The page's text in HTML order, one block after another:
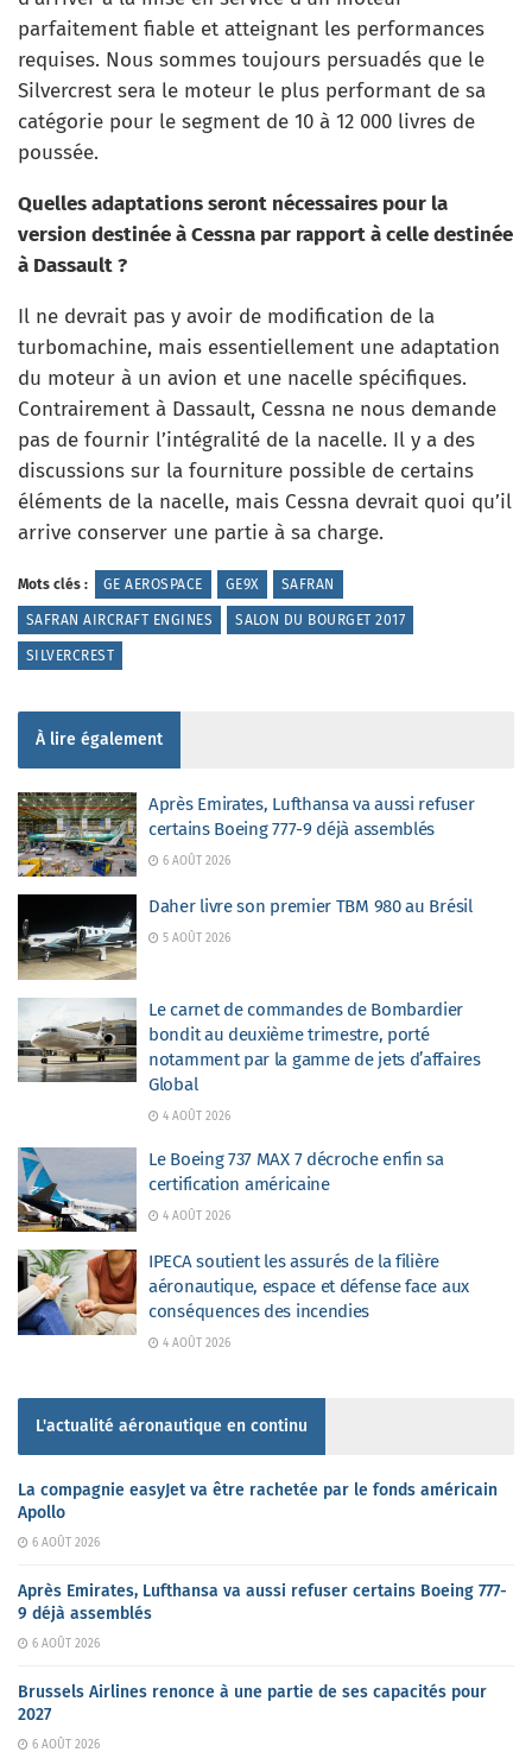
parfaitement fiable et atteignant les performances
requises. Nous sommes toujours persuadés que le
Silvercrest sera le moteur le plus performant de sa
catégorie pour le segment de 10 à 12 000 livres de
poussée.
Quelles adaptations seront nécessaires pour la
version destinée à Cessna par rapport à celle destinée
à Dassault ?
Il ne devrait pas y avoir de modification de la
turbomachine, mais essentiellement une adaptation
du moteur à un avion et une nacelle spécifiques.
Contrairement à Dassault, Cessna ne nous demande
pas de fournir l’intégralité de la nacelle. Il y a des
discussions sur la fourniture possible de certains
éléments de la nacelle, mais Cessna devrait quoi qu’il
arrive conserver une partie à sa charge.
Mots clés : GE AEROSPACE GE9X SAFRAN
SAFRAN AIRCRAFT ENGINES SALON DU BOURGET 2017
SILVERCREST
À lire également
Après Emirates, Lufthansa va aussi refuser
certains Boeing 777-9 déjà assemblés
6 AOÛT 2026
Daher livre son premier TBM 980 au Brésil
5 AOÛT 2026
Le carnet de commandes de Bombardier
bondit au deuxième trimestre, porté
notamment par la gamme de jets d’affaires
Global
4 AOÛT 2026
Le Boeing 737 MAX 7 décroche enfin sa
certification américaine
4 AOÛT 2026
IPECA soutient les assurés de la filière
aéronautique, espace et défense face aux
conséquences des incendies
4 AOÛT 2026
L'actualité aéronautique en continu
La compagnie easyJet va être rachetée par le fonds américain
Apollo
6 AOÛT 2026
Après Emirates, Lufthansa va aussi refuser certains Boeing 777-
9 déjà assemblés
6 AOÛT 2026
Brussels Airlines renonce à une partie de ses capacités pour
2027
6 AOÛT 2026